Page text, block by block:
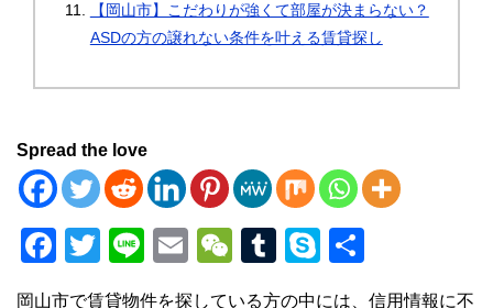
【岡山市】こだわりが強くて部屋が決まらない？
ASDの方の譲れない条件を叶える賃貸探し
Spread the love
F
a
T
wi
Li
E
W
T
S
岡山市で賃貸物件を探している方の中には、信用情報に不